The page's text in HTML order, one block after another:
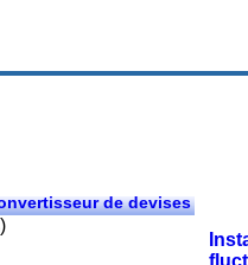
de devises